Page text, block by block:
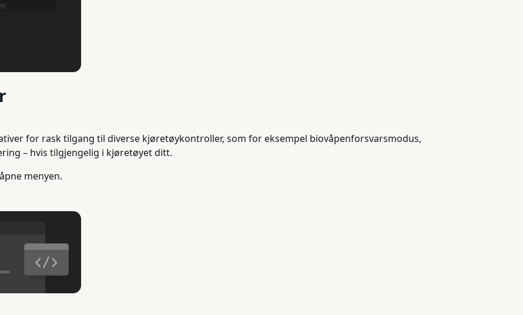
for rask tilgang til diverse kjøretøykontroller, som for eksempel biovåpenforsvarsmodus,
– hvis tilgjengelig i kjøretøyet ditt.
menyen.